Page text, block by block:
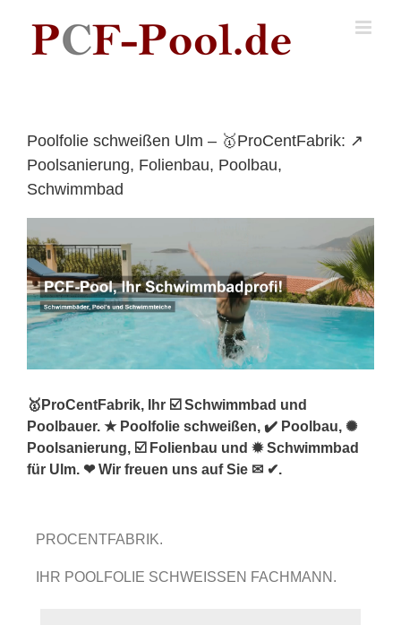
content
Poolfolie schweißen Ulm – 🥇ProCentFabrik: ↗️
Poolsanierung, Folienbau, Poolbau,
Schwimmbad
🥇ProCentFabrik, Ihr ☑️ Schwimmbad und
Poolbauer. ★ Poolfolie schweißen, ✔️ Poolbau, ✺
Poolsanierung, ☑️ Folienbau und ✹ Schwimmbad
für Ulm. ❤ Wir freuen uns auf Sie ✉ ✔.
PROCENTFABRIK.
IHR POOLFOLIE SCHWEISSEN FACHMANN.